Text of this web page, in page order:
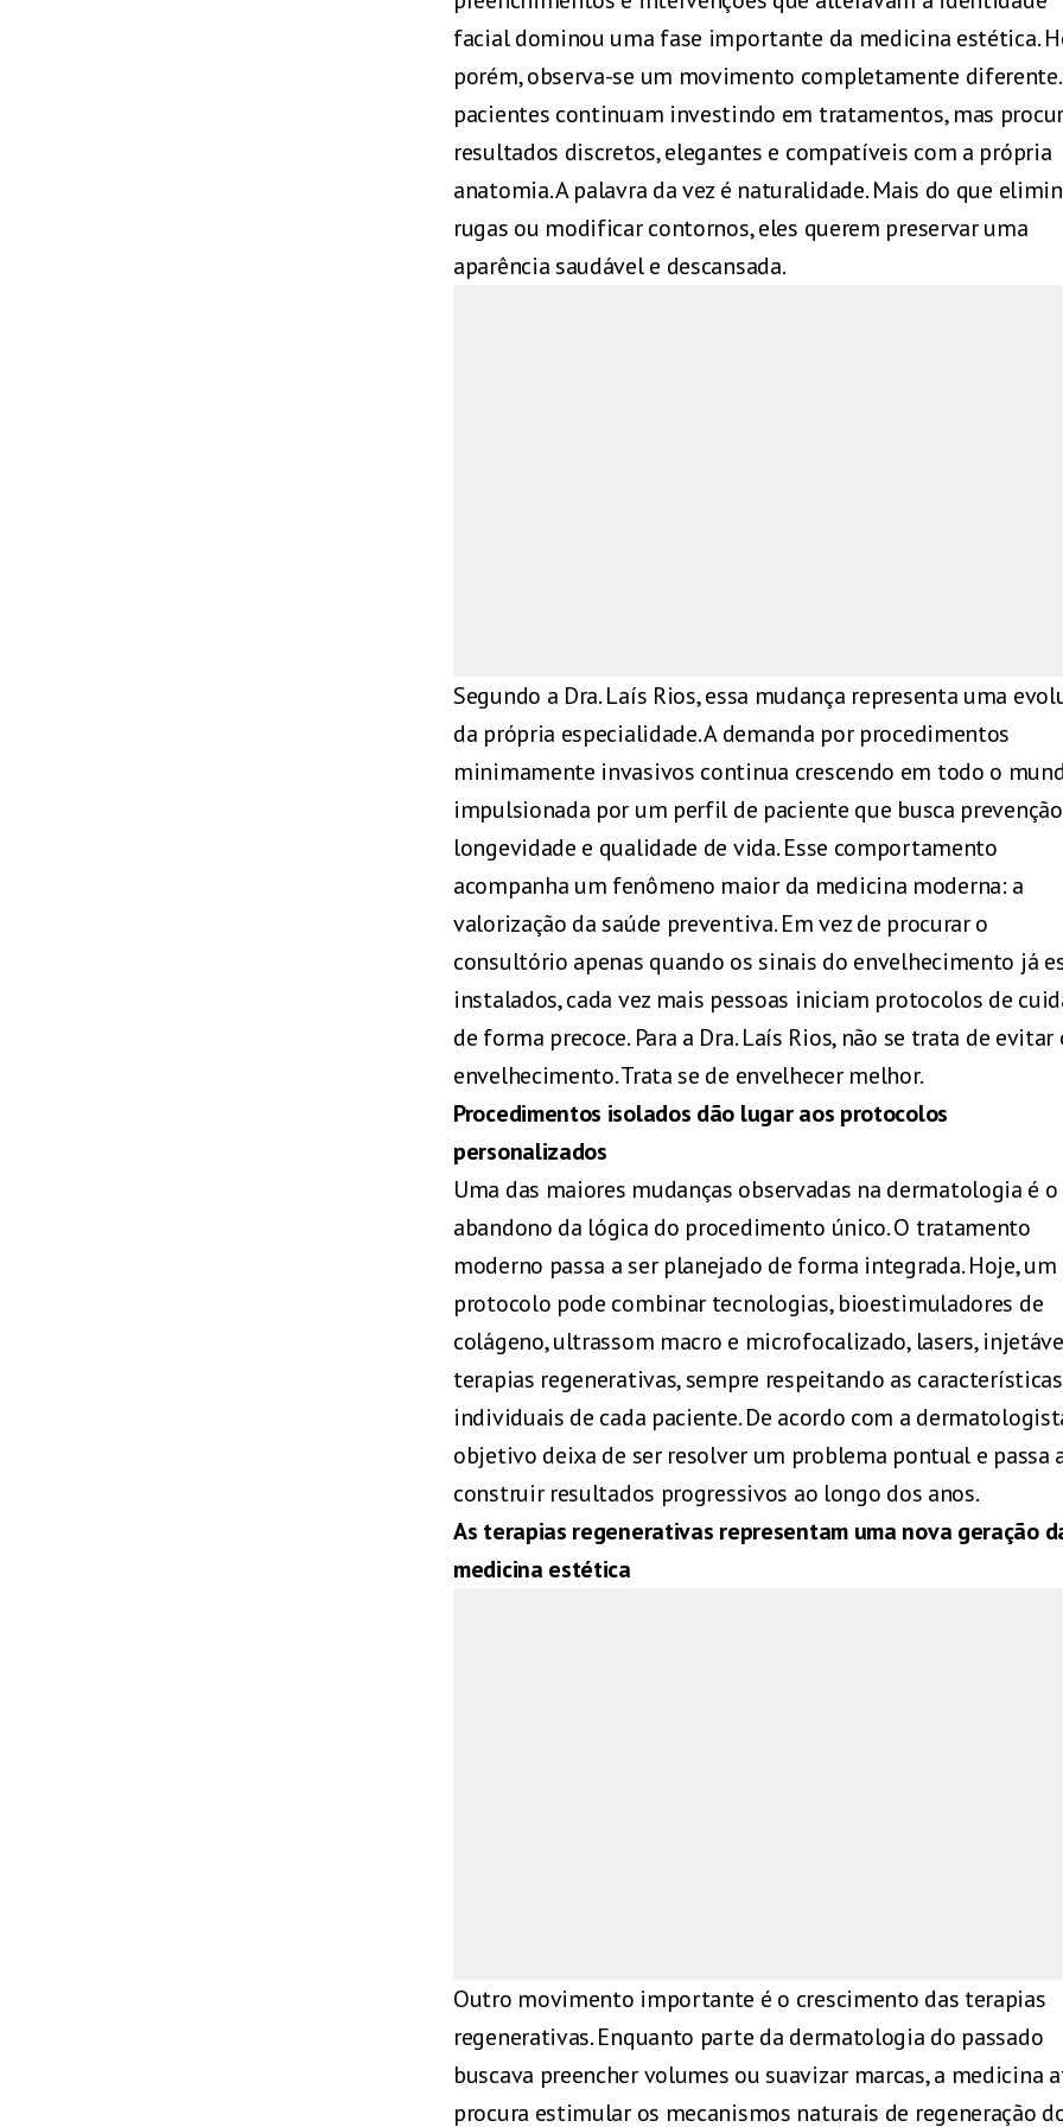
facial dominou uma fase importante da medicina estética.
porém, observa-se um movimento completamente
pacientes continuam investindo em tratamentos, mas
resultados discretos, elegantes e compatíveis com a própria
anatomia. A palavra da vez é naturalidade. Mais do que
rugas ou modificar contornos, eles querem preservar uma
aparência saudável e descansada.
Segundo a Dra. Laís Rios, essa mudança representa uma
da própria especialidade. A demanda por procedimentos
minimamente invasivos continua crescendo em todo o
impulsionada por um perfil de paciente que busca
longevidade e qualidade de vida. Esse comportamento
acompanha um fenômeno maior da medicina moderna: a
valorização da saúde preventiva. Em vez de procurar o
consultório apenas quando os sinais do envelhecimento já
instalados, cada vez mais pessoas iniciam protocolos de
de forma precoce. Para a Dra. Laís Rios, não se trata de evitar
envelhecimento. Trata se de envelhecer melhor.
Procedimentos isolados dão lugar aos protocolos
personalizados
Uma das maiores mudanças observadas na dermatologia é o
abandono da lógica do procedimento único. O tratamento
moderno passa a ser planejado de forma integrada. Hoje, um
protocolo pode combinar tecnologias, bioestimuladores de
colágeno, ultrassom macro e microfocalizado, lasers,
terapias regenerativas, sempre respeitando as características
individuais de cada paciente. De acordo com a
objetivo deixa de ser resolver um problema pontual e passa
construir resultados progressivos ao longo dos anos.
As terapias regenerativas representam uma nova geração
medicina estética
Outro movimento importante é o crescimento das terapias
regenerativas. Enquanto parte da dermatologia do passado
buscava preencher volumes ou suavizar marcas, a medicina
procura estimular os mecanismos naturais de regeneração